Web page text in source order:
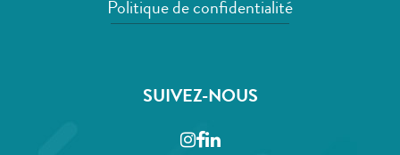
Politique de confidentialité
SUIVEZ-NOUS
Instagram
Facebook
LinkedIn